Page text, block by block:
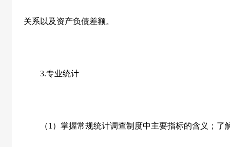
关系以及资产负债差额。
3.专业统计
（1 ）掌握常规统计调查制度中主要指标的含义；了